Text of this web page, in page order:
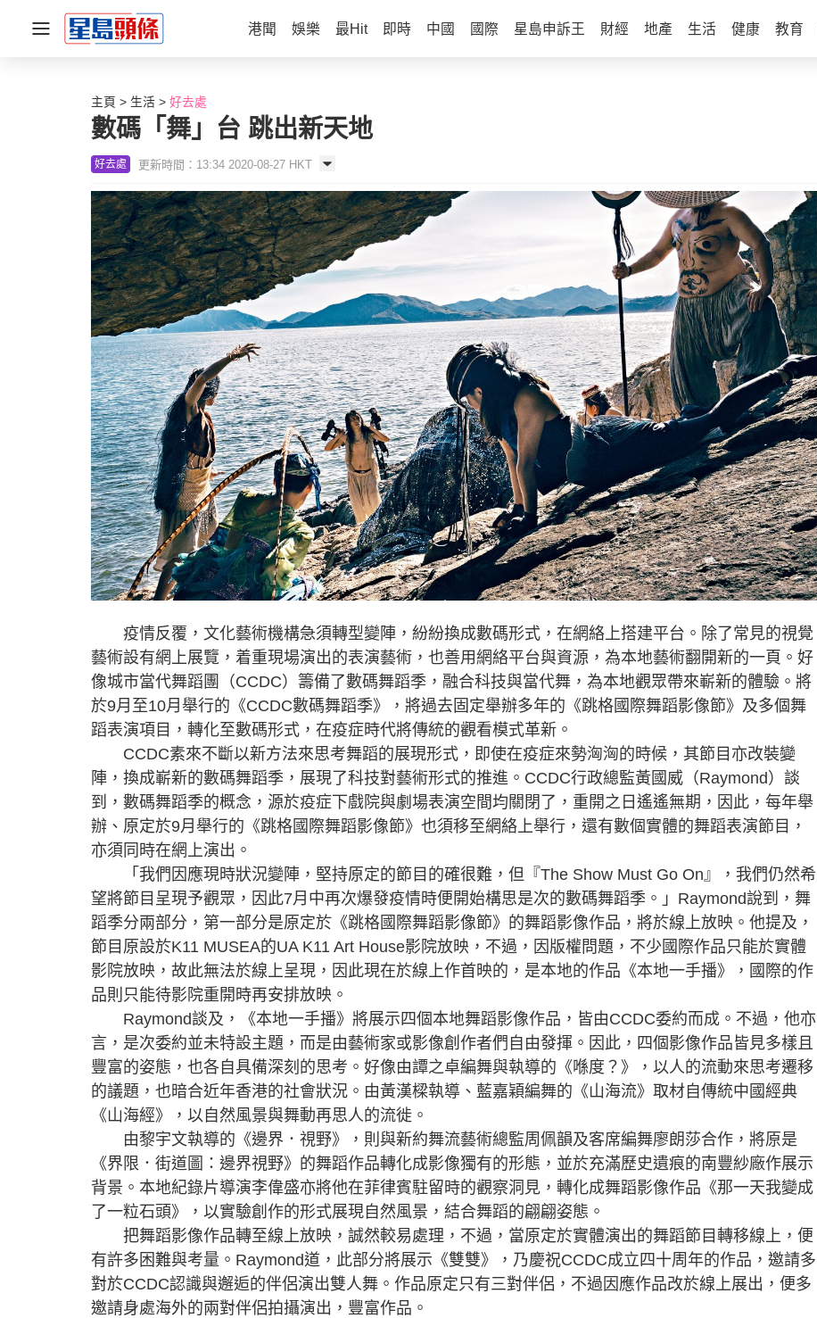
港聞 娛樂 最Hit 即時 中國 國際 星島申訴王 財經 地產 生活 健康 教育
主頁 生活 好去處
數碼「舞」台 跳出新天地
好去處 更新時間：13:34 2020-08-27 HKT
疫情反覆，文化藝術機構急須轉型變陣，紛紛換成數碼形式，在網絡上搭建平台。除了常見的視覺
藝術設有網上展覽，着重現場演出的表演藝術，也善用網絡平台與資源，為本地藝術翻開新的一頁。好
像城市當代舞蹈團（CCDC）籌備了數碼舞蹈季，融合科技與當代舞，為本地觀眾帶來嶄新的體驗。將
於9月至10月舉行的《CCDC數碼舞蹈季》，將過去固定舉辦多年的《跳格國際舞蹈影像節》及多個舞
蹈表演項目，轉化至數碼形式，在疫症時代將傳統的觀看模式革新。
CCDC素來不斷以新方法來思考舞蹈的展現形式，即使在疫症來勢洶洶的時候，其節目亦改裝變
陣，換成嶄新的數碼舞蹈季，展現了科技對藝術形式的推進。CCDC行政總監黃國威（Raymond）談
到，數碼舞蹈季的概念，源於疫症下戲院與劇場表演空間均關閉了，重開之日遙遙無期，因此，每年舉
辦、原定於9月舉行的《跳格國際舞蹈影像節》也須移至網絡上舉行，還有數個實體的舞蹈表演節目，
亦須同時在網上演出。
「我們因應現時狀況變陣，堅持原定的節目的確很難，但『The Show Must Go On』，我們仍然希
望將節目呈現予觀眾，因此7月中再次爆發疫情時便開始構思是次的數碼舞蹈季。」Raymond說到，舞
蹈季分兩部分，第一部分是原定於《跳格國際舞蹈影像節》的舞蹈影像作品，將於線上放映。他提及，
節目原設於K11 MUSEA的UA K11 Art House影院放映，不過，因版權問題，不少國際作品只能於實體
影院放映，故此無法於線上呈現，因此現在於線上作首映的，是本地的作品《本地一手播》，國際的作
品則只能待影院重開時再安排放映。
Raymond談及，《本地一手播》將展示四個本地舞蹈影像作品，皆由CCDC委約而成。不過，他亦
言，是次委約並未特設主題，而是由藝術家或影像創作者們自由發揮。因此，四個影像作品皆見多樣且
豐富的姿態，也各自具備深刻的思考。好像由譚之卓編舞與執導的《喺度？》，以人的流動來思考遷移
的議題，也暗合近年香港的社會狀況。由黃漢樑執導、藍嘉穎編舞的《山海流》取材自傳統中國經典
《山海經》，以自然風景與舞動再思人的流徙。
由黎宇文執導的《邊界．視野》，則與新約舞流藝術總監周佩韻及客席編舞廖朗莎合作，將原是
《界限．街道圖：邊界視野》的舞蹈作品轉化成影像獨有的形態，並於充滿歷史遺痕的南豐紗廠作展示
背景。本地紀錄片導演李偉盛亦將他在菲律賓駐留時的觀察洞見，轉化成舞蹈影像作品《那一天我變成
了一粒石頭》，以實驗創作的形式展現自然風景，結合舞蹈的翩翩姿態。
把舞蹈影像作品轉至線上放映，誠然較易處理，不過，當原定於實體演出的舞蹈節目轉移線上，便
有許多困難與考量。Raymond道，此部分將展示《雙雙》，乃慶祝CCDC成立四十周年的作品，邀請多
對於CCDC認識與邂逅的伴侶演出雙人舞。作品原定只有三對伴侶，不過因應作品改於線上展出，便多
邀請身處海外的兩對伴侶拍攝演出，豐富作品。